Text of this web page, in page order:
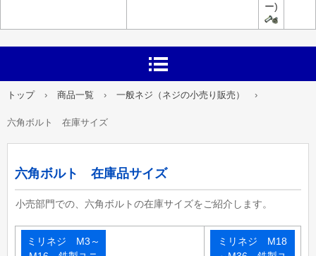
ー)
トップ › 商品一覧 › 一般ネジ（ネジの小売り販売） ›
六角ボルト 在庫サイズ
六角ボルト 在庫品サイズ
小売部門での、六角ボルトの在庫サイズをご紹介します。
ミリネジ M3～
ミリネジ M18